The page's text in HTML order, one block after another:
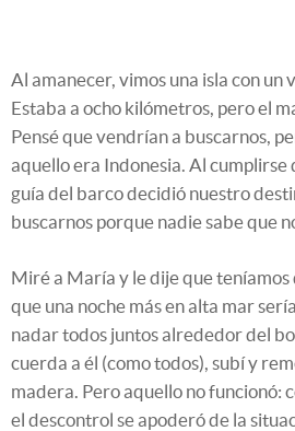
Al amanecer, vimos una isla con un
Estaba a ocho kilómetros, pero el
Pensé que vendrían a buscarnos,
aquello era Indonesia. Al cumplirse
guía del barco decidió nuestro
buscarnos porque nadie sabe que
Miré a María y le dije que teníamos
que una noche más en alta mar
nadar todos juntos alrededor del
cuerda a él (como todos), subí y
madera. Pero aquello no funcionó:
el descontrol se apoderó de la